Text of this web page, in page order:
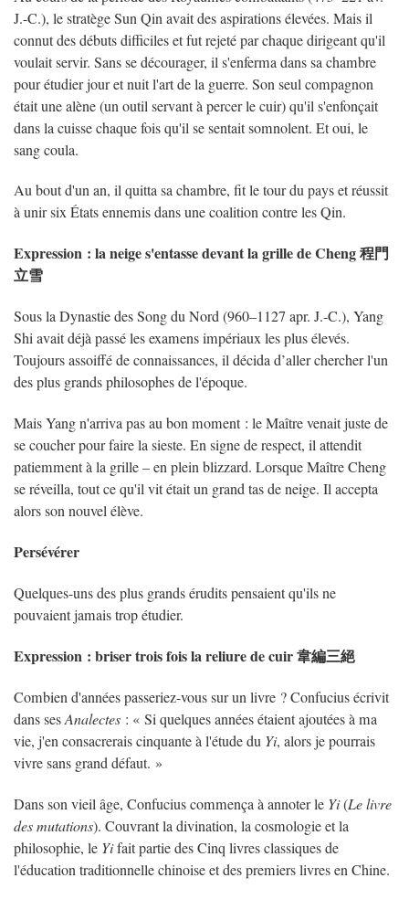
J.-C.), le stratège Sun Qin avait des aspirations élevées. Mais il
connut des débuts difficiles et fut rejeté par chaque dirigeant qu'il
voulait servir. Sans se décourager, il s'enferma dans sa chambre
pour étudier jour et nuit l'art de la guerre. Son seul compagnon
était une alène (un outil servant à percer le cuir) qu'il s'enfonçait
dans la cuisse chaque fois qu'il se sentait somnolent. Et oui, le
sang coula.
Au bout d'un an, il quitta sa chambre, fit le tour du pays et réussit
à unir six États ennemis dans une coalition contre les Qin.
Expression : la neige s'entasse devant la grille de Cheng 程門
立雪
Sous la Dynastie des Song du Nord (960–1127 apr. J.-C.), Yang
Shi avait déjà passé les examens impériaux les plus élevés.
Toujours assoiffé de connaissances, il décida d’aller chercher l'un
des plus grands philosophes de l'époque.
Mais Yang n'arriva pas au bon moment : le Maître venait juste de
se coucher pour faire la sieste. En signe de respect, il attendit
patiemment à la grille – en plein blizzard. Lorsque Maître Cheng
se réveilla, tout ce qu'il vit était un grand tas de neige. Il accepta
alors son nouvel élève.
Persévérer
Quelques-uns des plus grands érudits pensaient qu'ils ne
pouvaient jamais trop étudier.
Expression : briser trois fois la reliure de cuir 韋編三絕
Combien d'années passeriez-vous sur un livre ? Confucius écrivit
dans sesAnalectes : « Si quelques années étaient ajoutées à ma
vie, j'en consacrerais cinquante à l'étude du Yi, alors je pourrais
vivre sans grand défaut. »
Dans son vieil âge, Confucius commença à annoter le Yi(Le livre
des mutations). Couvrant la divination, la cosmologie et la
philosophie, le Yifait partie des Cinq livres classiques de
l'éducation traditionnelle chinoise et des premiers livres en Chine.